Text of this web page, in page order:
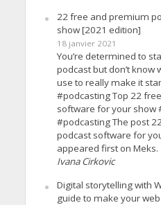
22 free and premium
show [2021 edition]
18 janvier 2021
You’re determined to
podcast but don’t know
use to really make it
#podcasting Top 22
software for your show
#podcasting The post
podcast software for
appeared first on Meks.
Ivana Cirkovic
Digital storytelling with
guide to make your